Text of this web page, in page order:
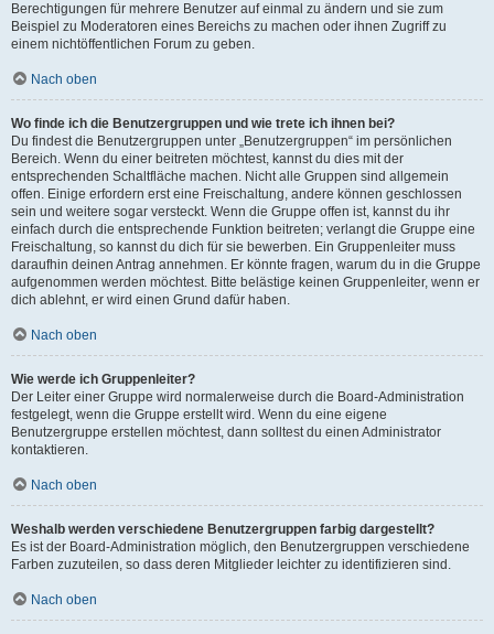
Berechtigungen für mehrere Benutzer auf einmal zu ändern und sie zum
Beispiel zu Moderatoren eines Bereichs zu machen oder ihnen Zugriff zu
einem nichtöffentlichen Forum zu geben.
Nach oben
Wo finde ich die Benutzergruppen und wie trete ich ihnen bei?
Du findest die Benutzergruppen unter „Benutzergruppen“ im persönlichen
Bereich. Wenn du einer beitreten möchtest, kannst du dies mit der
entsprechenden Schaltfläche machen. Nicht alle Gruppen sind allgemein
offen. Einige erfordern erst eine Freischaltung, andere können geschlossen
sein und weitere sogar versteckt. Wenn die Gruppe offen ist, kannst du ihr
einfach durch die entsprechende Funktion beitreten; verlangt die Gruppe eine
Freischaltung, so kannst du dich für sie bewerben. Ein Gruppenleiter muss
daraufhin deinen Antrag annehmen. Er könnte fragen, warum du in die Gruppe
aufgenommen werden möchtest. Bitte belästige keinen Gruppenleiter, wenn er
dich ablehnt, er wird einen Grund dafür haben.
Nach oben
Wie werde ich Gruppenleiter?
Der Leiter einer Gruppe wird normalerweise durch die Board-Administration
festgelegt, wenn die Gruppe erstellt wird. Wenn du eine eigene
Benutzergruppe erstellen möchtest, dann solltest du einen Administrator
kontaktieren.
Nach oben
Weshalb werden verschiedene Benutzergruppen farbig dargestellt?
Es ist der Board-Administration möglich, den Benutzergruppen verschiedene
Farben zuzuteilen, so dass deren Mitglieder leichter zu identifizieren sind.
Nach oben